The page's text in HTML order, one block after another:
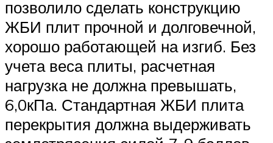
позволило сделать конструкцию
ЖБИ плит прочной и долговечной,
хорошо работающей на изгиб. Без
учета веса плиты, расчетная
нагрузка не должна превышать,
6,0кПа. Стандартная ЖБИ плита
перекрытия должна выдерживать